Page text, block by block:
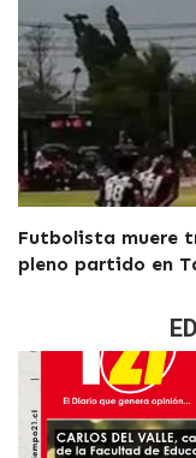
Futbolista muere
pleno partido en